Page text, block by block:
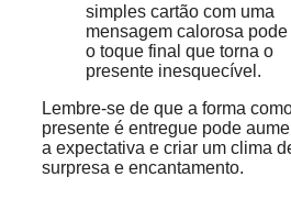
simples cartão com uma
mensagem calorosa pode
o toque final que torna o
presente inesquecível.
Lembre-se de que a forma
presente é entregue pode
a expectativa e criar um clima
surpresa e encantamento.